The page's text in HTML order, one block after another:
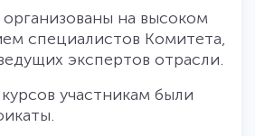
на высоком
специалистов Комитета,
экспертов отрасли.
участникам были